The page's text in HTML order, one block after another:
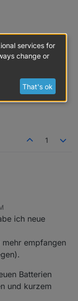
vor dem Versand
einstellbar
starten, dann die
automatisch.
Taster kurz
notwendig?
vorher gelesen)
Deconz
1
ich neue
empfangen
Batterien
und kurzem
services for
change or
That's ok